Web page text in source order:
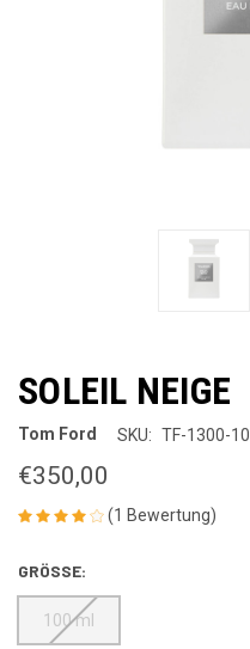
SOLEIL NEIGE
Tom Ford SKU: TF-1300-10
€350,00
(1 Bewertung)
GRÖSSE:
100 ml